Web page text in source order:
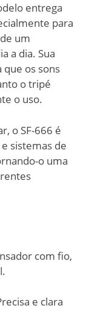
entrega
para
um
a dia. Sua
que os sons
o tripé
o uso.
o SF-666 é
sistemas de
o uma
com fio,
e clara